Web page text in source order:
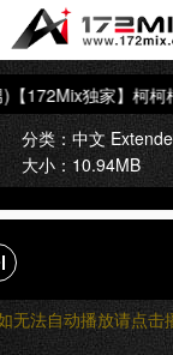
【172Mix独家】柯柯
分类：中文
大小：10.94MB
无法自动播放请点击